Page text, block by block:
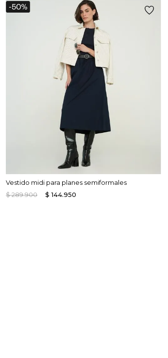
Vestido midi para planes semiformales
$289.900 $ 144.950